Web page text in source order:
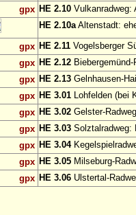
gpx HE 2.10 Vulkanradweg:
HE 2.10aAltenstadt:
gpx HE 2.11 Vogelsberger
gpx HE 2.12
gpx HE 2.13 Gelnhausen-
gpx HE 3.01 Lohfelden (bei
gpx HE 3.02 Gelster-
gpx HE 3.03 Solztalradweg:
gpx HE 3.04
gpx HE 3.05 Milseburg-
gpx HE 3.06 Ulstertal-